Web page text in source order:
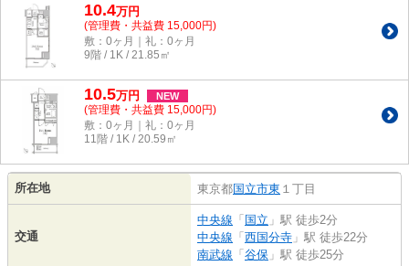
10.4万円
(管理費・共益費 15,000円)
敷：0ヶ月｜礼：0ヶ月
9階 / 1K / 21.85㎡
10.5万円 NEW
(管理費・共益費 15,000円)
敷：0ヶ月｜礼：0ヶ月
11階 / 1K / 20.59㎡
所在地 東京都国立市東 １丁目
交通
中央線 「 国立 」駅 徒歩2分
中央線 「 西国分寺 」駅 徒歩22分
南武線 「 谷保 」駅 徒歩25分